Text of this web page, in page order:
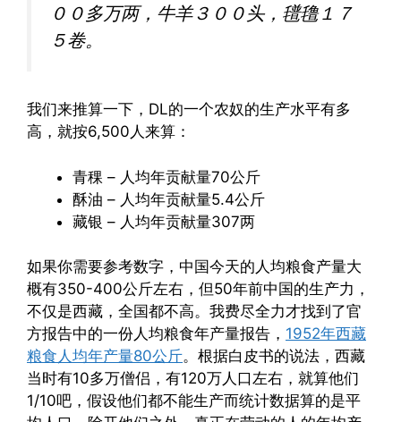
００多万两，牛羊３００头，氆氇１７
５卷。
我们来推算一下，DL的一个农奴的生产水平有多
高，就按6,500人来算：
青稞 – 人均年贡献量70公斤
酥油 – 人均年贡献量5.4公斤
藏银 – 人均年贡献量307两
如果你需要参考数字，中国今天的人均粮食产量大
概有350-400公斤左右，但50年前中国的生产力，
不仅是西藏，全国都不高。我费尽全力才找到了官
方报告中的一份人均粮食年产量报告， 1952年西藏
粮食人均年产量80公斤。根据白皮书的说法，西藏
当时有10多万僧侣，有120万人口左右，就算他们
1/10吧，假设他们都不能生产而统计数据算的是平